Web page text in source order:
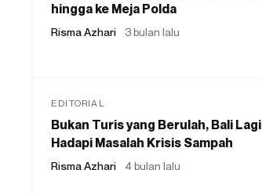
hingga ke Meja Polda
Risma Azhari 3 bulan lalu
EDITORIAL
Bukan Turis yang Berulah, Bali Lagi
Hadapi Masalah Krisis Sampah
Risma Azhari 4 bulan lalu